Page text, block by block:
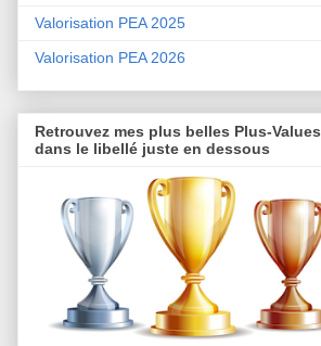
Valorisation PEA 2025
Valorisation PEA 2026
Retrouvez mes plus belles Plus-Values
dans le libellé juste en dessous